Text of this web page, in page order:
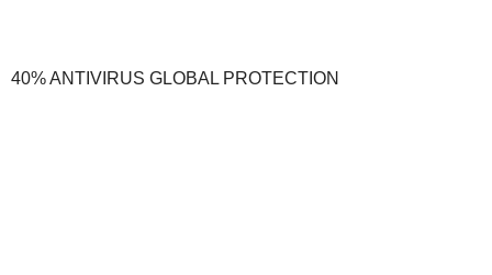
40% ANTIVIRUS GLOBAL PROTECTION